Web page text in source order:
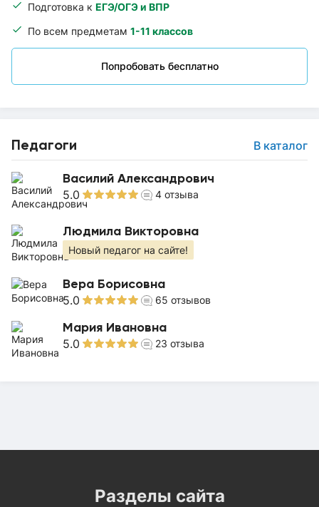
Подготовка к ЕГЭ/ОГЭ и ВПР
По всем предметам 1-11 классов
Попробовать бесплатно
Педагоги В каталог
Василий Александрович
5.0 4 отзыва
Людмила Викторовна
Новый педагог на сайте!
Вера Борисовна
5.0 65 отзывов
Мария Ивановна
5.0 23 отзыва
Разделы сайта